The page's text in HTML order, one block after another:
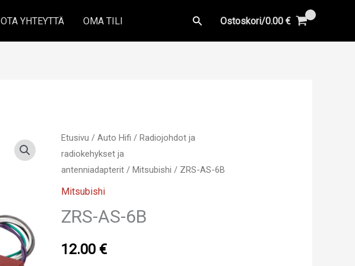
OTA YHTEYTTÄ OMA TILI Hae Ostoskori/0.00 €
Etusivu /Auto Hifi / Radiojohdot ja
radiokehykset ja
antenniadapterit / Mitsubishi / ZRS-AS-6B
Mitsubishi
ZRS-AS-6B
12.00€